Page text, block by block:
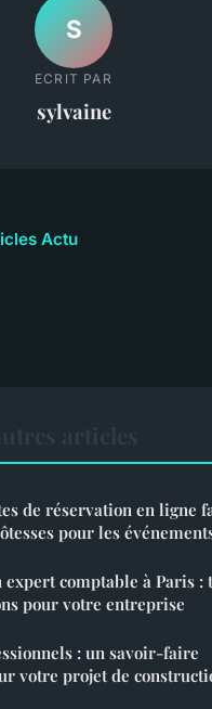
S
ECRIT PAR
sylvaine
Actu
de réservation en ligne
pour les
comptable à Paris :
pour votre entreprise
: un savoir-faire
votre projet de